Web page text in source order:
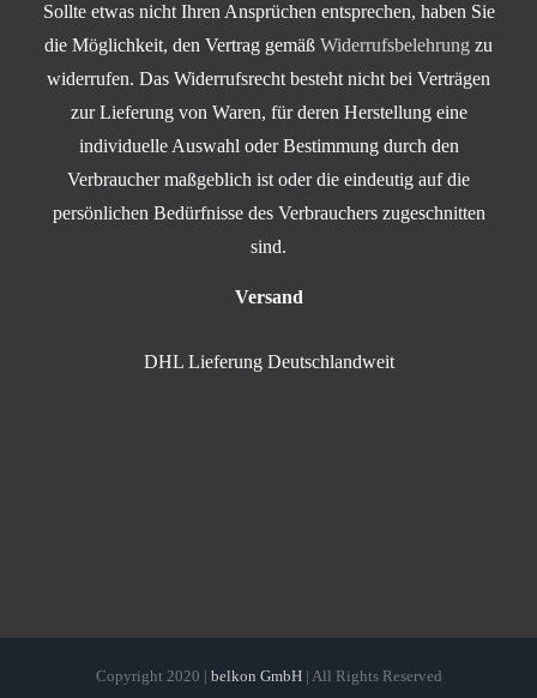
Sollte etwas nicht Ihren Ansprüchen entsprechen, haben Sie
die Möglichkeit, den Vertrag gemäß Widerrufsbelehrung zu
widerrufen. Das Widerrufsrecht besteht nicht bei Verträgen
zur Lieferung von Waren, für deren Herstellung eine
individuelle Auswahl oder Bestimmung durch den
Verbraucher maßgeblich ist oder die eindeutig auf die
persönlichen Bedürfnisse des Verbrauchers zugeschnitten
sind.
Versand
DHL Lieferung Deutschlandweit
Copyright 2020 | belkon GmbH| All Rights Reserved